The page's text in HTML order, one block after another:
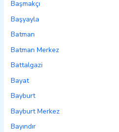
Başmakçı
Başyayla
Batman
Batman Merkez
Battalgazi
Bayat
Bayburt
Bayburt Merkez
Bayındır